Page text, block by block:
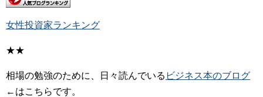
女性投資家ランキング
★★
相場の勉強のために、日々読んでいる ビジネス本のブログ
←はこちらです。